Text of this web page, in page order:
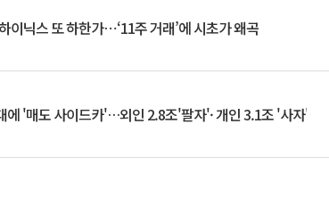
이닉스 또 하한가⋯‘11주 거래’에 시초가 왜곡
에 '매도 사이드카'…외인 2.8조'팔자'· 개인 3.1조 '사자'